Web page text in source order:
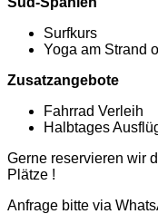
Surfkurs
Yoga am Strand
Zusatzangebote
Fahrrad Verleih
Halbtages
Gerne reservieren wir
Plätze !
Anfrage bitte via